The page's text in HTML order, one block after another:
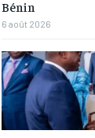
Bénin
6 août 2026